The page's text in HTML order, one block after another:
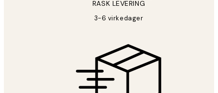
RASK LEVERING
3-6 virkedager